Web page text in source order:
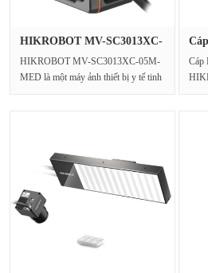
HIKROBOT MV-SC3013XC-
HIKROBOT MV-SC3013XC-05M-
MED là một máy ảnh thiết bị y tế tinh
Cáp